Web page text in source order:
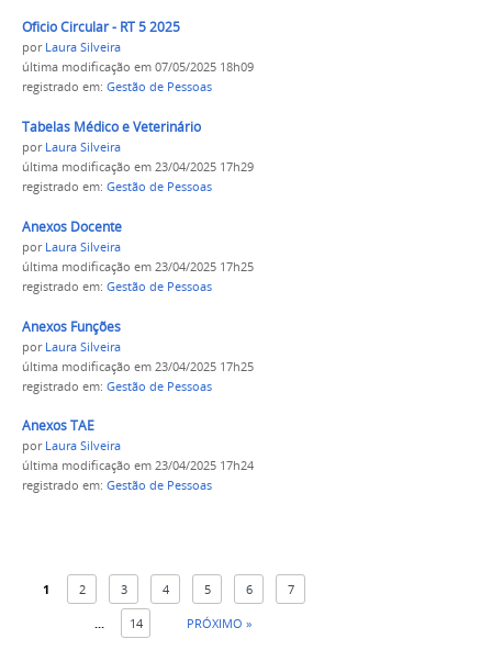
Oficio Circular - RT 5 2025
por Laura Silveira
última modificação em 07/05/2025 18h09
registrado em: Gestão de Pessoas
Tabelas Médico e Veterinário
por Laura Silveira
última modificação em 23/04/2025 17h29
registrado em: Gestão de Pessoas
Anexos Docente
por Laura Silveira
última modificação em 23/04/2025 17h25
registrado em: Gestão de Pessoas
Anexos Funções
por Laura Silveira
última modificação em 23/04/2025 17h25
registrado em: Gestão de Pessoas
Anexos TAE
por Laura Silveira
última modificação em 23/04/2025 17h24
registrado em: Gestão de Pessoas
1 2 3 4 5 6 7
... 14 PRÓXIMO »